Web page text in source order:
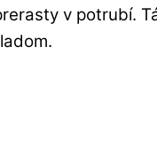
v potrubí.